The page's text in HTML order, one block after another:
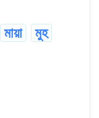
মায়া
মুহ